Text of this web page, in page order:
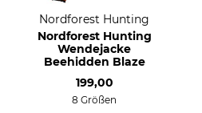
Nordforest Hunting
Nordforest Hunting
Wendejacke
Beehidden Blaze
199,00
8 Größen